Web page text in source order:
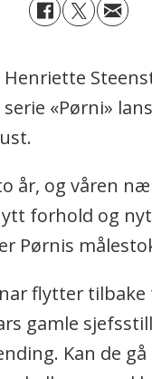
Henriette
«Pørni»
år, og våren
forhold og
Pørnis
flytter tilbake
gamle
Kan de